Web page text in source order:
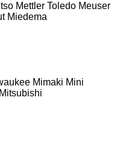
Mettler Toledo Meuser
Miedema
Mimaki Mini
Mitsubishi